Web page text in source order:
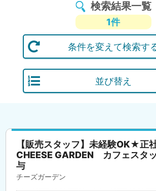
検索結果一覧
1件
条件を変えて検索す
並び替え
【販売スタッフ】未経験OK★正
CHEESE GARDEN カフェスタ
与
チーズガーデン